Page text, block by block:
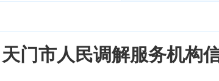
天门市人民调解服务机构